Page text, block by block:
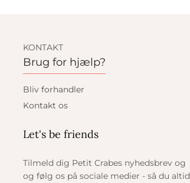
KONTAKT
Brug for hjælp?
Bliv forhandler
Kontakt os
Let's be friends
Tilmeld dig Petit Crabes nyhedsbrev og
og følg os på sociale medier - så du altid